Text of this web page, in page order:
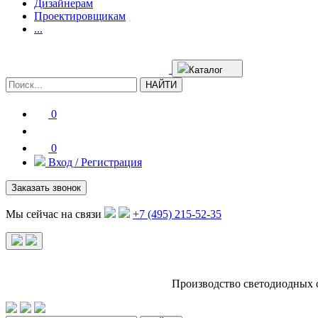
Дизайнерам
Проектировщикам
...
Каталог
НАЙТИ
0
0
Вход / Регистрация
Заказать звонок
Мы сейчас на связи +7 (495) 215-52-35
Производство светодиодных